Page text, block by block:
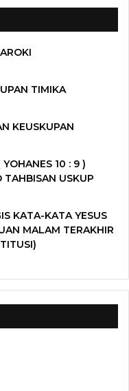
TIMIKA
KEUSKUPAN
10 : 9 )
USKUP
KATA-KATA YESUS
MALAM TERAKHIR